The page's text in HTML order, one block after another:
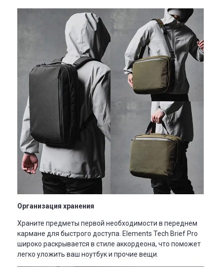
Организация хранения
Храните предметы первой необходимости в переднем
кармане для быстрого доступа. Elements Tech Brief Pro
широко раскрывается в стиле аккордеона, что поможет
легко уложить ваш ноутбук и прочие вещи.